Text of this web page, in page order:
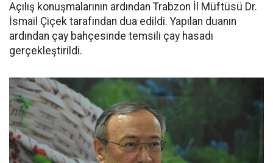
Açılış konuşmalarının ardından Trabzon İl Müftüsü Dr.
İsmail Çiçek tarafından dua edildi. Yapılan duanın
ardından çay bahçesinde temsili çay hasadı
gerçekleştirildi.